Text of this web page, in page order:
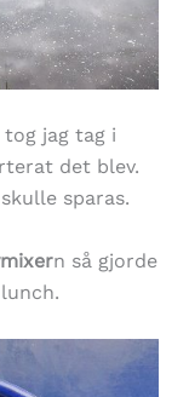
jag tag i
det blev.
sparas.
n så gjorde